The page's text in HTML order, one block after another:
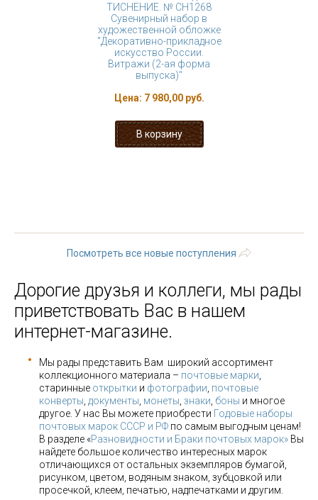
ТИСНЕНИЕ. № СН1268
Сувенирный набор в
художественной обложке
"Декоративно-прикладное
искусство России.
Витражи (2-ая форма
выпуска)"
Цена: 7 980,00 руб.
Посмотреть все новые поступления
Дорогие друзья и коллеги, мы рады
приветствовать Вас в нашем
интернет-магазине.
Мы рады представить Вам широкий ассортимент
коллекционного материала – почтовые марки
старинные открытки и фотографии почтовые
конверты документы монеты знаки боны и многое
другое. У нас Вы можете приобрести Годовые наборы
почтовых марок СССР и РФ по самым выгодным ценам!
В разделе «Разновидности и Браки почтовых марок» Вы
найдете большое количество интересных марок
отличающихся от остальных экземпляров бумагой,
рисунком, цветом, водяным знаком, зубцовкой или
просечкой, клеем, печатью, надпечатками и другим.